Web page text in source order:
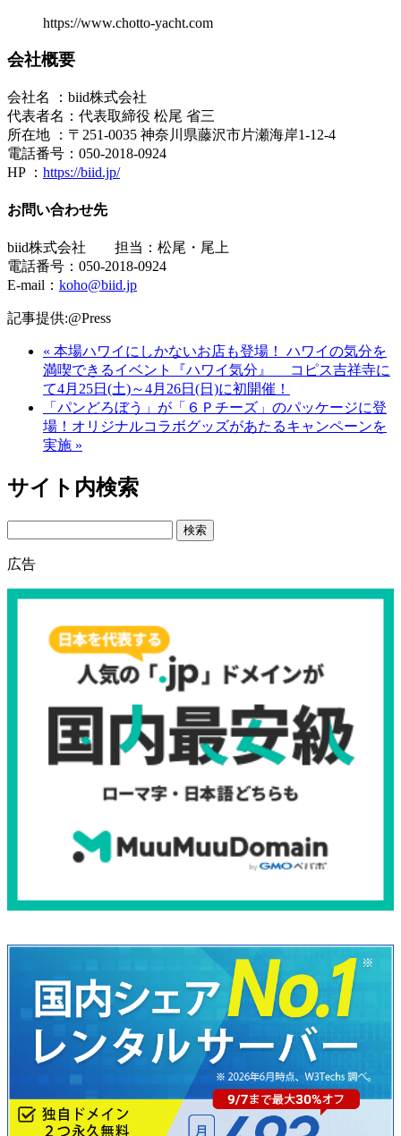
https://www.chotto-yacht.com
会社概要
会社名 ：biid株式会社
代表者名：代表取締役 松尾 省三
所在地 ：〒251-0035 神奈川県藤沢市片瀬海岸1-12-4
電話番号：050-2018-0924
HP ： https://biid.jp/
お問い合わせ先
biid株式会社 担当：松尾・尾上
電話番号：050-2018-0924
E-mail： koho@biid.jp
記事提供:@Press
« 本場ハワイにしかないお店も登場！ ハワイの気分を
満喫できるイベント『ハワイ気分』 コピス吉祥寺に
て4月25日(土)～4月26日(日)に初開催！
「パンどろぼう」が「６Ｐチーズ」のパッケージに登
場！オリジナルコラボグッズがあたるキャンペーンを
実施 »
サイト内検索
Search
広告